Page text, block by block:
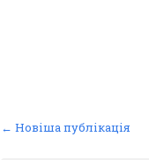
← Новіша публікація